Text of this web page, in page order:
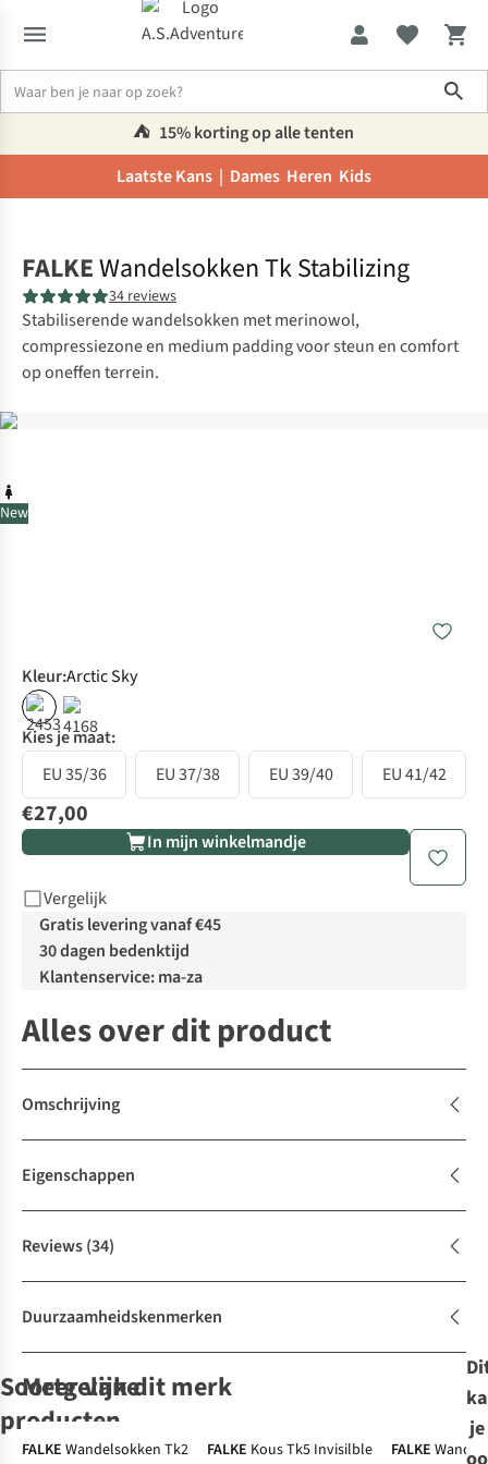
⛺️ 15% korting op alle tenten
Laatste Kans | Dames Heren Kids
New
FALKEWandelsokken Tk Stabilizing
34 reviews
Stabiliserende wandelsokken met merinowol,
compressiezone en medium padding voor steun en comfort
op oneffen terrein.
Kleur:Arctic Sky
Kies je maat:
EU 35/36
EU 37/38 EU 39/40 EU 41/42
€27,00
In mijn winkelmandje
Vergelijk
Gratis levering vanaf €45
30 dagen bedenktijd
Klantenservice: ma-za
Alles over dit product
Omschrijving
Eigenschappen
Reviews(34)
Duurzaamheidskenmerken
Soortgelijke
producten
Meer van dit merk
FALKE Wandelsokken Tk2
FALKE Kous Tk5 Invisilble
FALKE
je